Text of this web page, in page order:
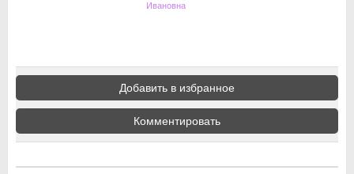
Ивановна
Добавить в избранное
Комментировать